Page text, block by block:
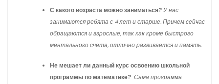
С какого возраста можно заниматься?У нас
занимаются ребята с 4 лет и старше. Причем сейчас
обращаются и взрослые, так как кроме быстрого
ментального счета, отлично развивается и память.
Не мешает ли данный курс освоению школьной
программы по математике? Сама программа